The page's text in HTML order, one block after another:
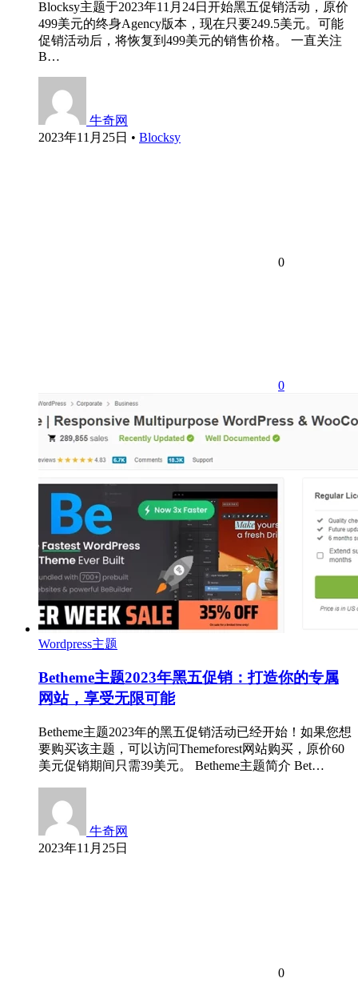
Blocksy主题于2023年11月24日开始黑五促销活动，原价
499美元的终身Agency版本，现在只要249.5美元。可能
促销活动后，将恢复到499美元的销售价格。 一直关注
B…
牛奇网
2023年11月25日 • Blocksy
0
0
Wordpress主题
Betheme主题2023年黑五促销：打造你的专属
网站，享受无限可能
Betheme主题2023年的黑五促销活动已经开始！如果您想
要购买该主题，可以访问Themeforest网站购买，原价60
美元促销期间只需39美元。 Betheme主题简介 Bet…
牛奇网
2023年11月25日
0